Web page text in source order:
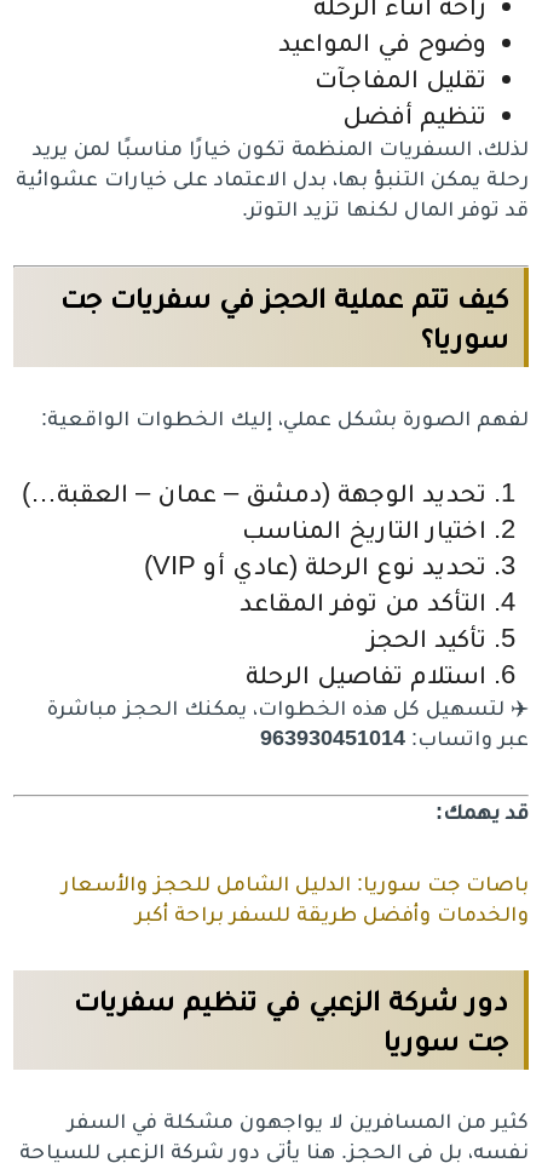
وضوح في المواعيد
تقليل المفاجآت
تنظيم أفضل
لذلك، السفريات المنظمة تكون خيارًا مناسبًا لمن يريد
رحلة يمكن التنبؤ بها، بدل الاعتماد على خيارات عشوائية
قد توفر المال لكنها تزيد التوتر.
كيف تتم عملية الحجز في سفريات جت
سوريا؟
لفهم الصورة بشكل عملي، إليك الخطوات الواقعية:
تحديد الوجهة (دمشق – عمان – العقبة…)
اختيار التاريخ المناسب
تحديد نوع الرحلة (عادي أو VIP)
التأكد من توفر المقاعد
تأكيد الحجز
استلام تفاصيل الرحلة
✈️ لتسهيل كل هذه الخطوات، يمكنك الحجز مباشرة
عبر واتساب:963930451014
قد يهمك:
باصات جت سوريا: الدليل الشامل للحجز والأسعار
والخدمات وأفضل طريقة للسفر براحة أكبر
دور شركة الزعبي في تنظيم سفريات
جت سوريا
كثير من المسافرين لا يواجهون مشكلة في السفر
نفسه، بل في الحجز. هنا يأتي دور شركة الزعبي للسياحة